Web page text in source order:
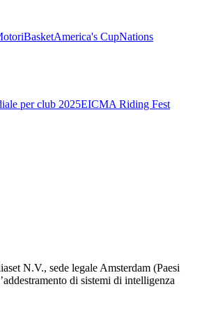
BasketAmerica's CupNations
per club 2025EICMA Riding Fest
N.V., sede legale Amsterdam (Paesi
di sistemi di intelligenza